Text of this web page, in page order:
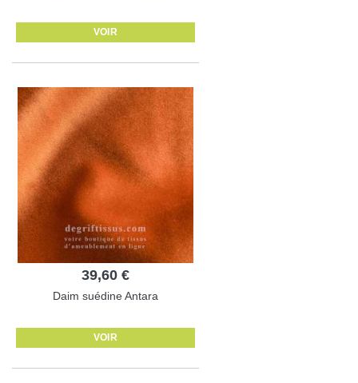
VOIR
39,60 €
Daim suédine Antara
VOIR